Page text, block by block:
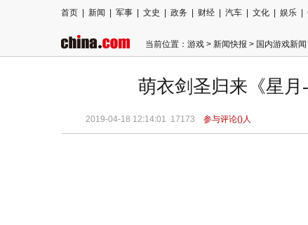
首页 新闻 军事 文史 政务 财经 汽车 文化 娱乐
当前位置： 游戏 > 新闻快报 > 国内游戏新闻
萌衣剑圣归来《星
2019-04-18 12:14:01 17173 参与评论()人